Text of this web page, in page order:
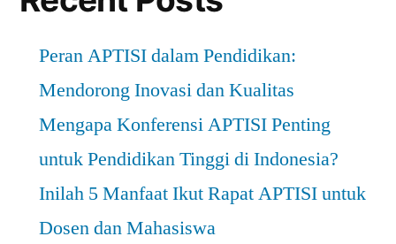
Peran APTISI dalam Pendidikan:
Mendorong Inovasi dan Kualitas
Mengapa Konferensi APTISI Penting
untuk Pendidikan Tinggi di Indonesia?
Inilah 5 Manfaat Ikut Rapat APTISI untuk
Dosen dan Mahasiswa